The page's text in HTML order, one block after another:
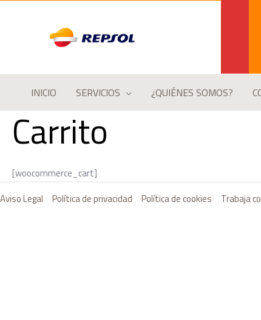
INICIO SERVICIOS ¿QUIÉNES SOMOS?
Carrito
[woocommerce_cart]
Aviso Legal
Política de privacidad Política de cookies Trabaja